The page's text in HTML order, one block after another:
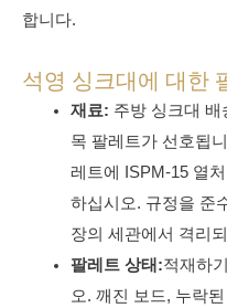
합니다.
석영 싱크대에 대한
재료: 주방 싱크대 배
목 팔레트가 선호됩
레트에 ISPM-15 열
하십시오. 규정을 준
장의 세관에서 격리
팔레트 상태:적재하
오. 깨진 보드, 누락